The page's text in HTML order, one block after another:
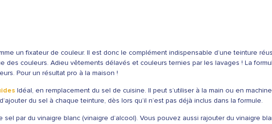
un fixateur de couleur. Il est donc le complément indispensable d’une teinture
des couleurs. Adieu vêtements délavés et couleurs ternies par les lavages ! La
Pour un résultat pro à la maison !
Idéal, en remplacement du sel de cuisine. Il peut s’utiliser à la main ou en
du sel à chaque teinture, dès lors qu’il n’est pas déjà inclus dans la formule.
par du vinaigre blanc (vinaigre d’alcool). Vous pouvez aussi rajouter du vinaigre